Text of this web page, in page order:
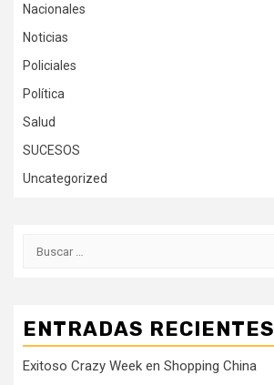
Nacionales
Noticias
Policiales
Política
Salud
SUCESOS
Uncategorized
Buscar:
ENTRADAS RECIENTES
Exitoso Crazy Week en Shopping China